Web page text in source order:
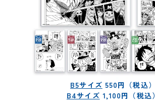
B5サイズ 550円（税込）
B4サイズ 1,100円（税込）